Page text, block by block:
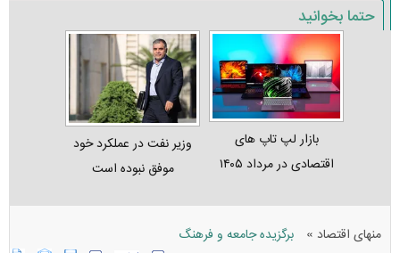
حتما بخوانید
بازار لپ‌ تاپ‌ های
اقتصادی در مرداد ۱۴۰۵
وزیر نفت در عملکرد خود
موفق نبوده است
منهای اقتصاد » برگزیده جامعه و فرهنگ